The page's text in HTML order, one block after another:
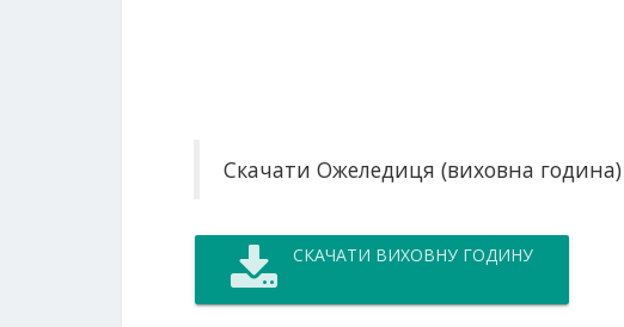
Скачати Ожеледиця (виховна година)
СКАЧАТИ ВИХОВНУ ГОДИНУ